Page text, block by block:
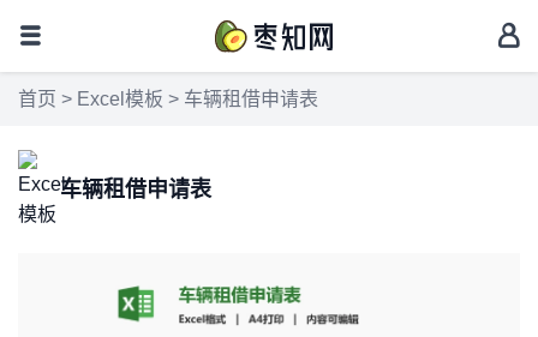
首页 > Excel模板 > 车辆租借申请表
车辆租借申请表